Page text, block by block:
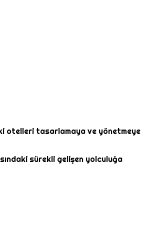
otelleri tasarlamaya ve yönetmeye
sürekli gelişen yolculuğa